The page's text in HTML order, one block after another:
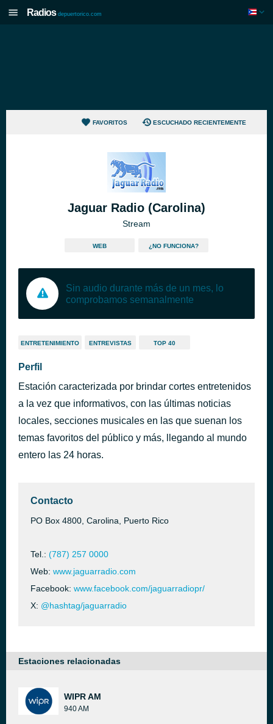
Radios depuertorico.com
FAVORITOS ESCUCHADO RECIENTEMENTE
Jaguar Radio (Carolina)
Stream
WEB ¿NO FUNCIONA?
Sin audio durante más de un mes, lo
comprobamos semanalmente
ENTRETENIMIENTO ENTREVISTAS TOP 40
Perfil
Estación caracterizada por brindar cortes entretenidos
a la vez que informativos, con las últimas noticias
locales, secciones musicales en las que suenan los
temas favoritos del público y más, llegando al mundo
entero las 24 horas.
Contacto
PO Box 4800, Carolina, Puerto Rico
Tel.: (787) 257 0000
Web: www.jaguarradio.com
Facebook: www.facebook.com/jaguarradiopr/
X: @hashtag/jaguarradio
Estaciones relacionadas
WIPR AM
940 AM